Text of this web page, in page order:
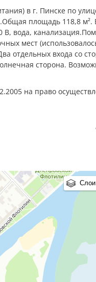
в г. Пинске по
площадь 118,8 м².
В, вода,
мест
отдельных входа со
сторона.
на право
Слои